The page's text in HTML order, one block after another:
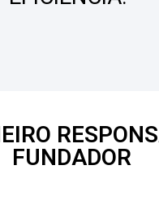
FUNDADOR